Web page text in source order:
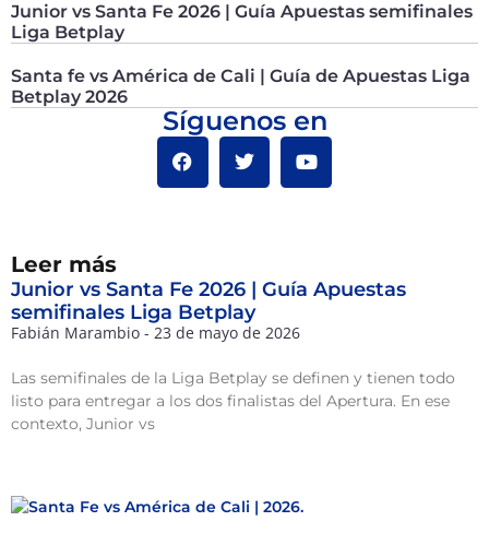
Junior vs Santa Fe 2026 | Guía Apuestas semifinales
Liga Betplay
Santa fe vs América de Cali | Guía de Apuestas Liga
Betplay 2026
Síguenos en
Leer más
Junior vs Santa Fe 2026 | Guía Apuestas
semifinales Liga Betplay
Fabián Marambio 23 de mayo de 2026
Las semifinales de la Liga Betplay se definen y tienen todo
listo para entregar a los dos finalistas del Apertura. En ese
contexto, Junior vs